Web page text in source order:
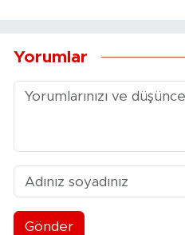
Yorumlar
Gönder